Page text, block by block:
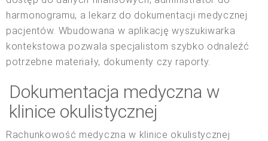
harmonogramu, a lekarz do dokumentacji medycznej
pacjentów. Wbudowana w aplikację wyszukiwarka
kontekstowa pozwala specjalistom szybko odnaleźć
potrzebne materiały, dokumenty czy raporty.
Dokumentacja medyczna w
klinice okulistycznej
Rachunkowość medyczna w klinice okulistycznej